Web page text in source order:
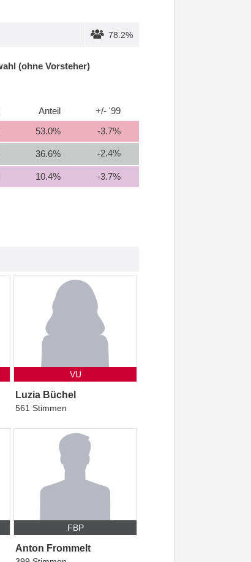
78.2%
(ohne Vorsteher)
Anteil
+/- '99
53.0% -3.7%
36.6% +2.4%
10.4% -3.7%
VU
Luzia Büchel
561 Stimmen
FBP
Anton Frommelt